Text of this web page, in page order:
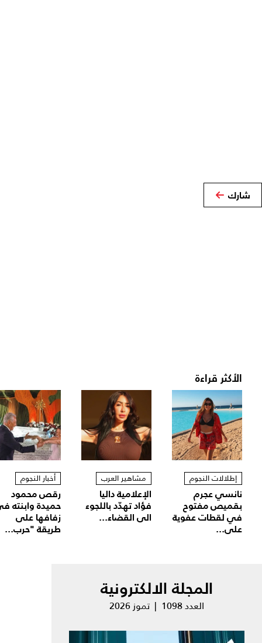
شارك
الأكثر قراءة
إطلالات النجوم
نانسي عجرم
بقميص مفتوح
في لقطات عفوية
على...
مشاهير العرب
الإعلامية داليا
فؤاد تهدّد باللجوء
الى القضاء...
أخبار النجوم
رقص محمود
حميدة وابنته
زفافها على
طريقة "حرب...
المجلة الالكترونية
العدد 1098 | تموز 2026